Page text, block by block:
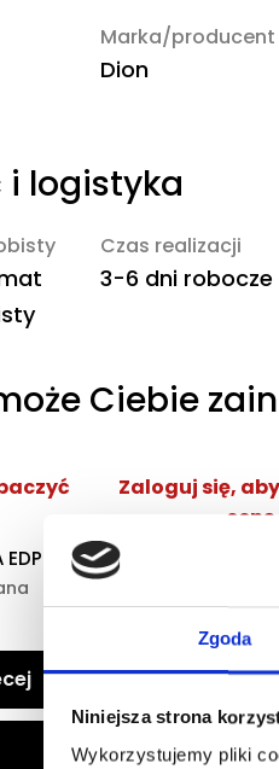
Zgoda
Niniejsza strona
Wykorzystujemy pliki
Marka/producent
Dion
i logistyka
Czas realizacji
3-6 dni robocze
Ciebie
EDP
Zaloguj się,
cenę
Dowiedz
Zaloguj